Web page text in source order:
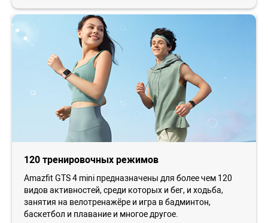
120 тренировочных режимов
Amazfit GTS 4 mini предназначены для более чем 120
видов активностей, среди которых и бег, и ходьба,
занятия на велотренажёре и игра в бадминтон,
баскетбол и плавание и многое другое.